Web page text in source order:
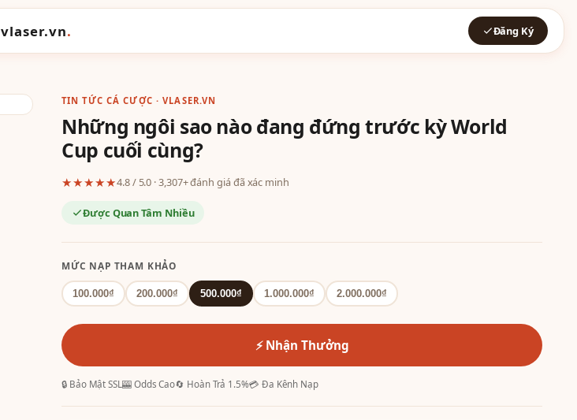
vlaser.vn. Đăng Ký
TIN TỨC CÁ CƯỢC · VLASER.VN
Những ngôi sao nào đang đứng trước kỳ World
Cup cuối cùng?
★★★★★4.8 / 5.0 · 3,307+ đánh giá đã xác minh
Được Quan Tâm Nhiều
MỨC NẠP THAM KHẢO
100.000₫ 200.000₫ 500.000₫ 1.000.000₫ 2.000.000₫
⚡ Nhận Thưởng
🔒 Bảo Mật SSL🎰 Odds Cao🔄 Hoàn Trả 1.5%💳 Đa Kênh Nạp